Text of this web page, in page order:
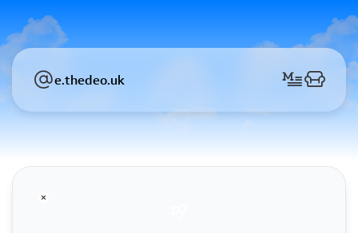
e.thedeo.uk